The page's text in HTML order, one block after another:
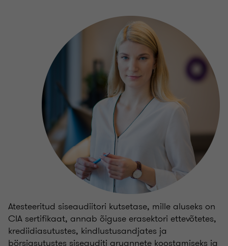
Atesteeritud siseaudiitori kutsetase, mille aluseks on
CIA sertifikaat, annab õiguse erasektori ettevõtetes,
krediidiasutustes, kindlustusandjates ja
börsiasutustes siseauditi aruannete koostamiseks ja